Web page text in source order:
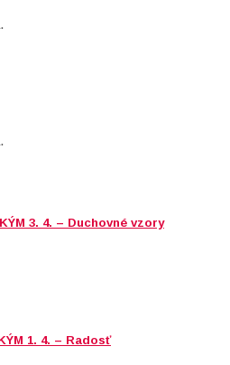
3. 4. – Duchovné vzory
1. 4. – Radosť